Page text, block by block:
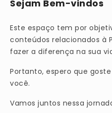
Sejam Bem-vindos
Este espaço tem por
conteúdos relacionados à
fazer a diferença na sua
Portanto, espero que
você.
Vamos juntos nessa